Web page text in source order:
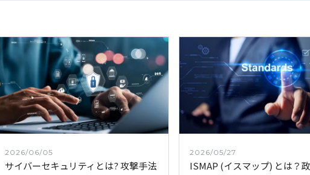
2026/06/05
サイバーセキュリティとは? 攻撃手法
2026/05/27
ISMAP (イスマップ) とは？